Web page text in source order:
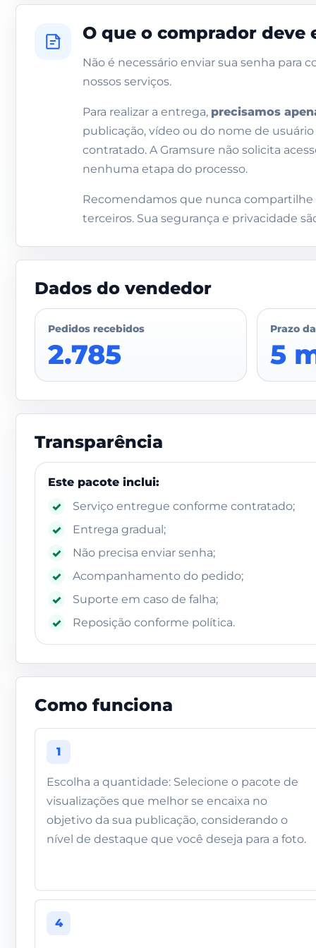
O que o comprador deve
Não é necessário enviar sua senha para
nossos serviços.
Para realizar a entrega, precisamos
publicação, vídeo ou do nome de
contratado. A Gramsure não solicita
nenhuma etapa do processo.
Recomendamos que nunca compartilhe
terceiros. Sua segurança e privacidade
Dados do vendedor
Pedidos recebidos
2.785
Prazo
5
Transparência
Este pacote inclui:
✓
Serviço entregue conforme contratado;
✓
Entrega gradual;
✓
Não precisa enviar senha;
✓
Acompanhamento do pedido;
✓
Suporte em caso de falha;
✓
Reposição conforme política.
Como funciona
1
Escolha a quantidade: Selecione o pacote de
visualizações que melhor se encaixa no
objetivo da sua publicação, considerando o
nível de destaque que você deseja para a foto.
4